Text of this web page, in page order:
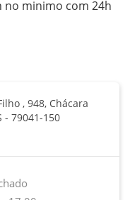
no minimo com 24h
, 948, Chácara
- 79041-150